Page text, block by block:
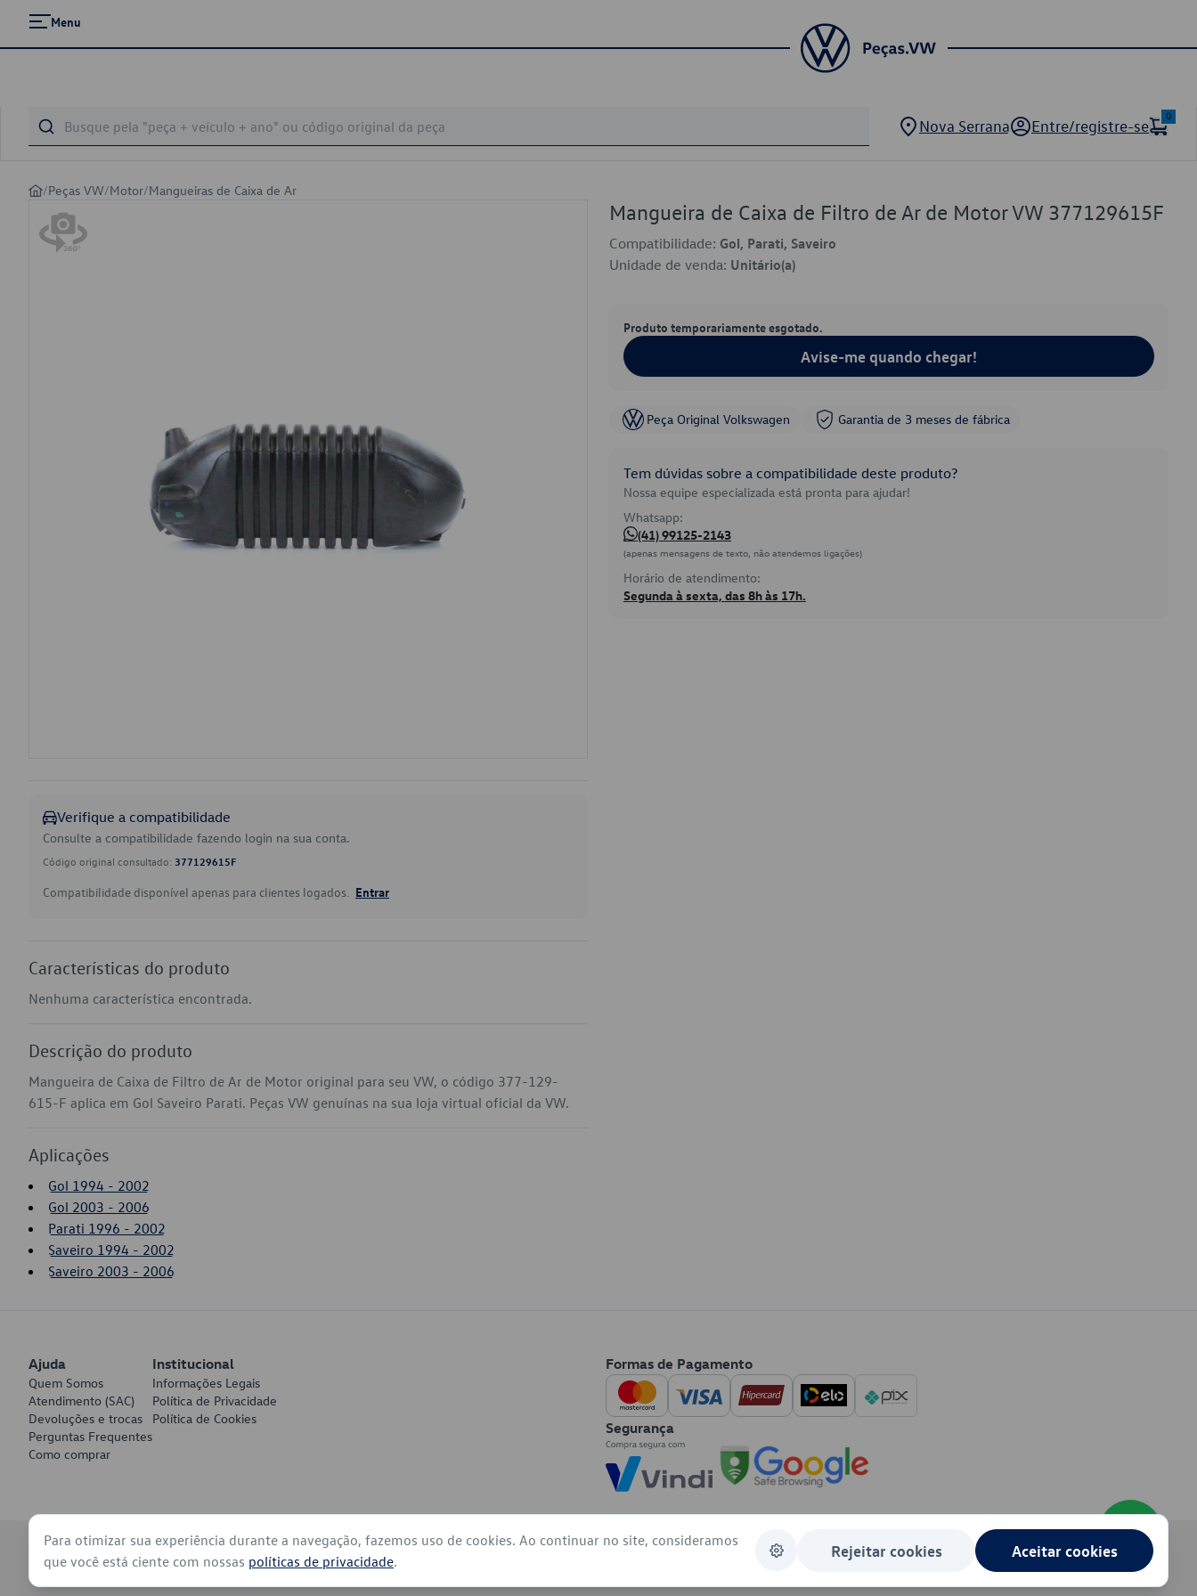
Menu
Nova Serrana Entre/registre-se
0
/Peças VW/Motor/Mangueiras de Caixa de Ar
Verifique a compatibilidade
Consulte a compatibilidade fazendo login na sua conta.
Código original consultado: 377129615F
Compatibilidade disponível apenas para clientes logados. Entrar
Características do produto
Nenhuma característica encontrada.
Descrição do produto
Mangueira de Caixa de Filtro de Ar de Motor original para seu VW, o código 377-129-
615-F aplica em Gol Saveiro Parati. Peças VW genuínas na sua loja virtual oficial da VW.
Aplicações
Gol 1994 - 2002
Gol 2003 - 2006
Parati 1996 - 2002
Saveiro 1994 - 2002
Saveiro 2003 - 2006
Mangueira de Caixa de Filtro de Ar de Motor VW 377129615F
Compatibilidade: Gol, Parati, Saveiro
Unidade de venda: Unitário(a)
Produto temporariamente esgotado.
Avise-me quando chegar!
Peça Original Volkswagen Garantia de 3 meses de fábrica
Tem dúvidas sobre a compatibilidade deste produto?
Nossa equipe especializada está pronta para ajudar!
Whatsapp:
(41) 99125-2143
(apenas mensagens de texto, não atendemos ligações)
Horário de atendimento:
Segunda à sexta, das 8h às 17h.
Ajuda
Quem Somos
Atendimento (SAC)
Devoluções e trocas
Perguntas Frequentes
Como comprar
Institucional
Informações Legais
Política de Privacidade
Política de Cookies
Formas de Pagamento
Segurança
© 2026 - Volkswagen do Brasil - Todos os direitos reservados
Para otimizar sua experiência durante a navegação, fazemos uso de cookies. Ao continuar no site, consideramos
que você está ciente com nossas políticas de privacidade.
Rejeitar cookies Aceitar cookies